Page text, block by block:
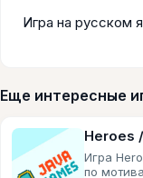
Игра на русском
Еще интересные
Heroes
Игра
по